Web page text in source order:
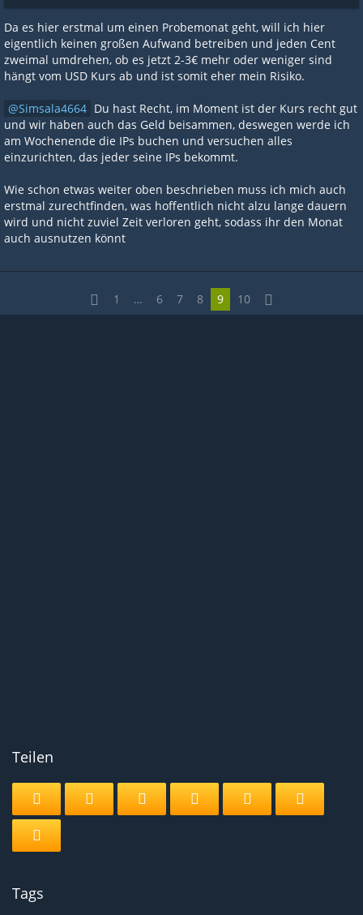
Da es hier erstmal um einen Probemonat geht, will ich hier
eigentlich keinen großen Aufwand betreiben und jeden Cent
zweimal umdrehen, ob es jetzt 2-3€ mehr oder weniger sind
hängt vom USD Kurs ab und ist somit eher mein Risiko.
Simsala4664 Du hast Recht, im Moment ist der Kurs recht gut
und wir haben auch das Geld beisammen, deswegen werde ich
am Wochenende die IPs buchen und versuchen alles
einzurichten, das jeder seine IPs bekommt.
Wie schon etwas weiter oben beschrieben muss ich mich auch
erstmal zurechtfinden, was hoffentlich nicht alzu lange dauern
wird und nicht zuviel Zeit verloren geht, sodass ihr den Monat
auch ausnutzen könnt
1 … 6 7 8 9 10
Teilen
Tags